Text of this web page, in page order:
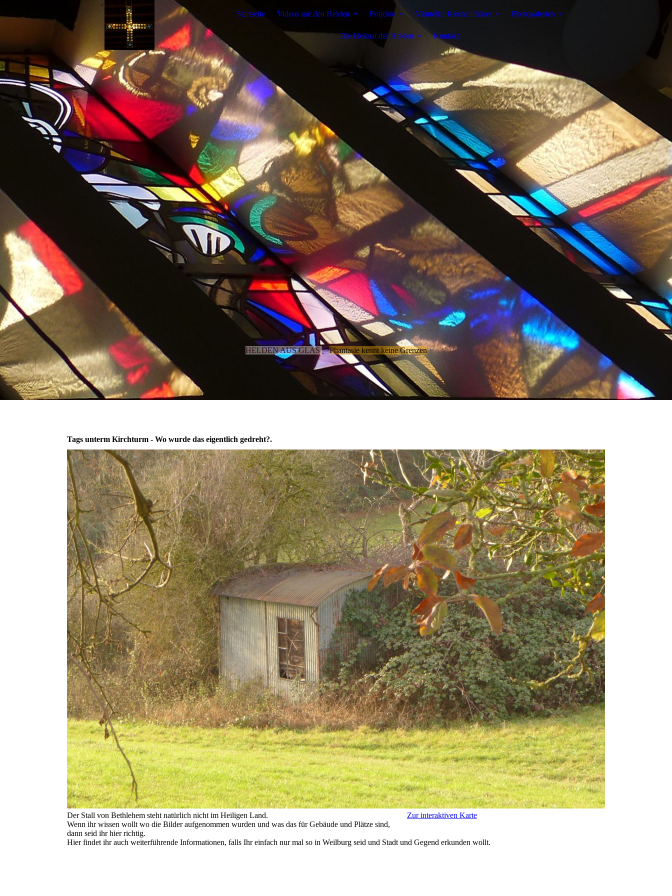
Startseite Videos mit den Helden Projekte Virtueller Kirchenführer Photogalerien
Die Heimat der Helden Kontakt
HELDEN AUS GLAS Phantasie kennt keine Grenzen
Tags unterm Kirchturm - Wo wurde das eigentlich gedreht?.
Zur interaktiven Karte
Der Stall von Bethlehem steht natürlich nicht im Heiligen Land.
Wenn ihr wissen wollt wo die Bilder aufgenommen wurden und was das für Gebäude und Plätze sind,
dann seid ihr hier richtig.
Hier findet ihr auch weiterführende Informationen, falls Ihr einfach nur mal so in Weilburg seid und Stadt und Gegend erkunden wollt.